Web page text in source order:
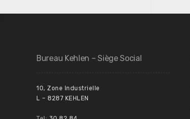
Bureau Kehlen – Siège Social
10, Zone Industrielle
L – 8287 KEHLEN